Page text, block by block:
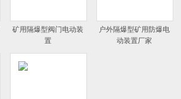
矿用隔爆型阀门电动装
置
户外隔爆型矿用防爆电
动装置厂家